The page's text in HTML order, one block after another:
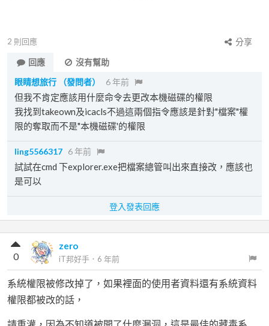
2 則回應
分享
回應
沒有幫助
眼睛想旅行
（發問者） 6 年前
但我不肯定應該用什麼命令去更改本機磁碟的權限
我找到takeown及icacls不過這兩個指令應該是針對"檔案"權
限的奪取而不是"本機磁碟'的權限
ling5566317 6 年前
試試在cmd 下explorer.exe把檔案總管叫出來直接改，應該也
是可以
登入發表回應
zero
iT邦好手 ． 6 年前
0
系統權限被修改掉了，如果裡面的使用者資料還有系統資料
權限都被改的話，
請重灌，因為不知道被開了什麼漏洞，這是最佳的藏毒系